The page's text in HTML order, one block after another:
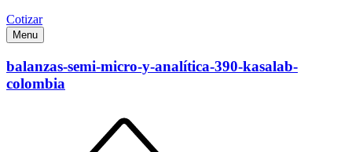
Cotizar
Menu
balanzas-semi-micro-y-analítica-390-kasalab-
colombia